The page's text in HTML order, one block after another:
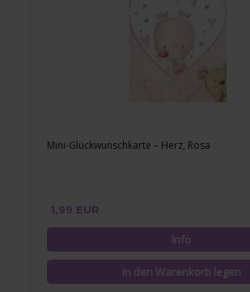
Mini-Glückwunschkarte – Herz, Rosa
1,99 EUR